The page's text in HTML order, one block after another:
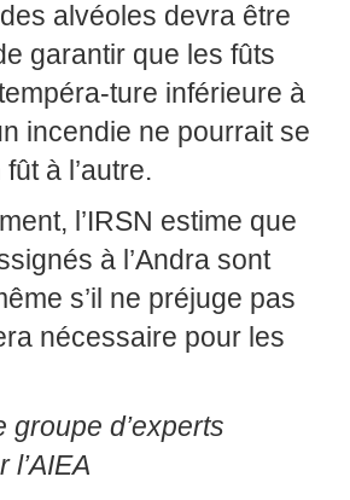
alvéoles devra être
garantir que les fûts
ture inférieure à
incendie ne pourrait se
à l’autre.
l’IRSN estime que
à l’Andra sont
s’il ne préjuge pas
nécessaire pour les
groupe d’experts
l’AIEA